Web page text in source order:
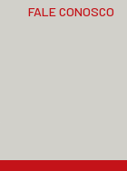
FALE CONOSCO